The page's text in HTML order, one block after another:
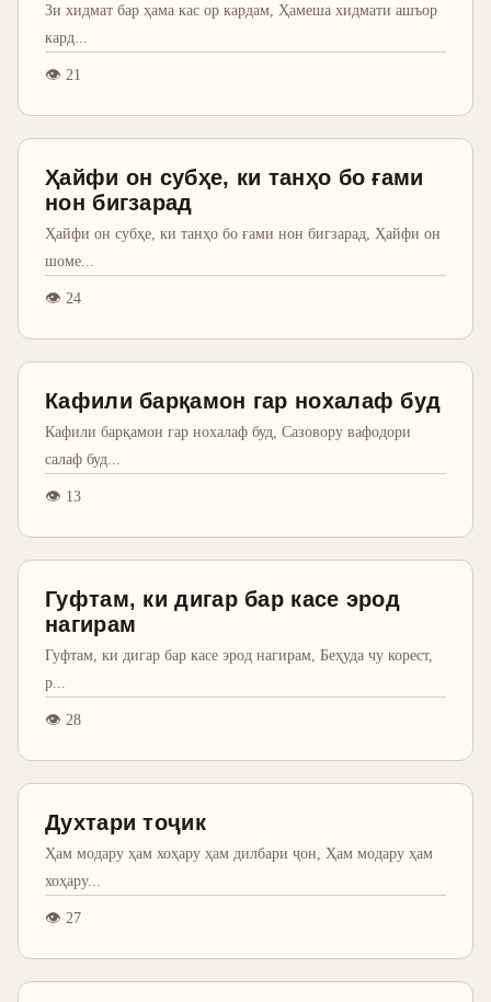
Зи хидмат бар ҳама кас ор кардам, Ҳамеша хидмати ашъор
кард
👁 21
Ҳайфи он субҳе, ки танҳо бо ғами
нон бигзарад
Ҳайфи он субҳе, ки танҳо бо ғами нон бигзарад, Ҳайфи он
шоме
👁 24
Кафили барқамон гар нохалаф буд
Кафили барқамон гар нохалаф буд, Сазовору вафодори
салаф буд
👁 13
Гуфтам, ки дигар бар касе эрод
нагирам
Гуфтам, ки дигар бар касе эрод нагирам, Беҳуда чу корест,
р
👁 28
Духтари тоҷик
Ҳам модару ҳам хоҳару ҳам дилбари ҷон, Ҳам модару ҳам
хоҳару...
👁 27